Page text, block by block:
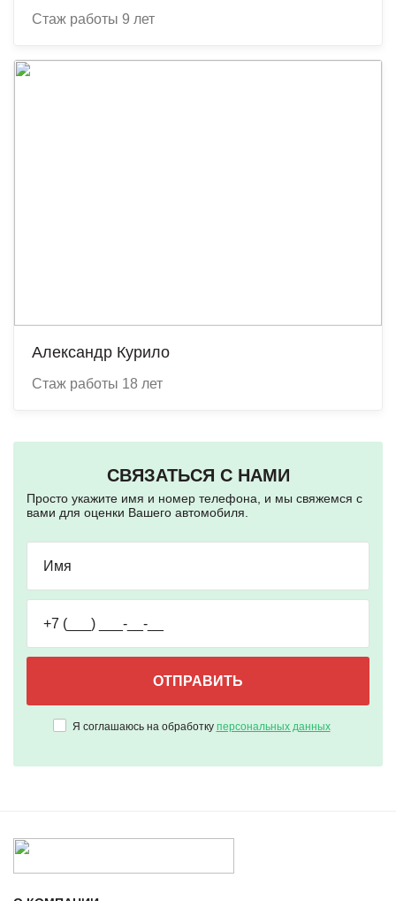
Cтаж работы 9 лет
Александр Курило
Стаж работы 18 лет
СВЯЗАТЬСЯ С НАМИ
Просто укажите имя и номер телефона, и мы свяжемся с
вами для оценки Вашего автомобиля.
Я соглашаюсь на обработку персональных данных